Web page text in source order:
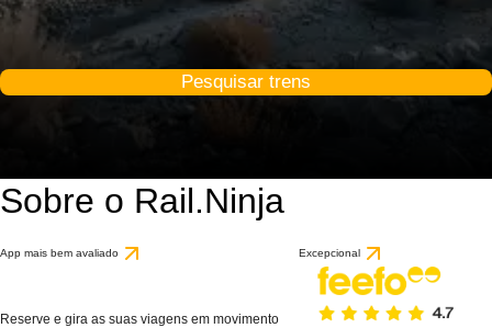
Pesquisar trens
Sobre o Rail.Ninja
App mais bem avaliado
Reserve e gira as suas viagens em movimento
Excepcional